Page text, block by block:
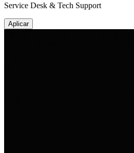
Service Desk & Tech Support
Aplicar